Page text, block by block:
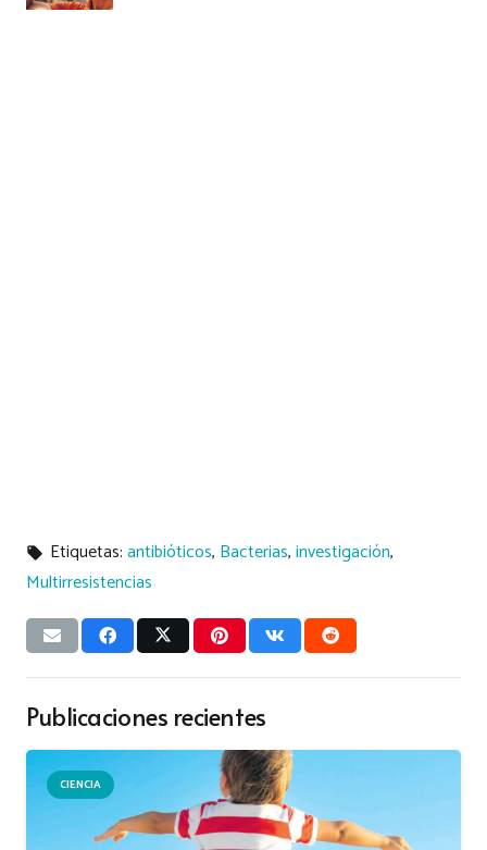
local_offer Etiquetas:antibióticos, Bacterias,investigación,
Multirresistencias
Publicaciones recientes
CIENCIA